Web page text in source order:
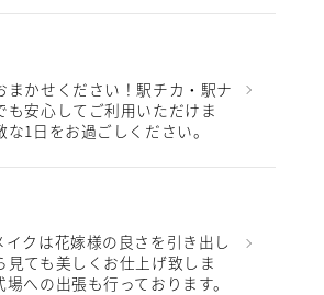
まかせください！駅チカ・駅ナ
も安心してご利用いただけま
1日をお過ごしください。
イクは花嫁様の良さを引き出し
見ても美しくお仕上げ致しま
への出張も行っております。